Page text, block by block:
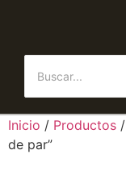
Inicio / Productos
de par”